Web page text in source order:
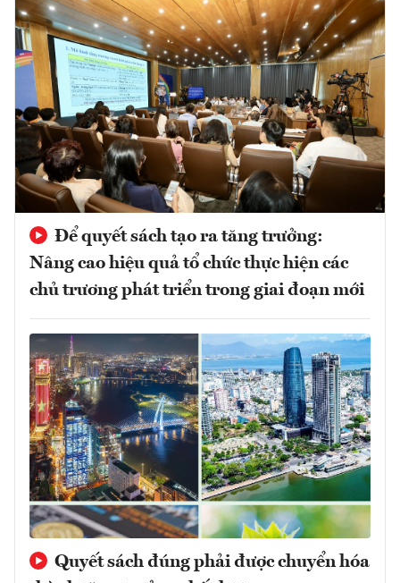
Để quyết sách tạo ra tăng trưởng:
Nâng cao hiệu quả tổ chức thực hiện các
chủ trương phát triển trong giai đoạn mới
Quyết sách đúng phải được chuyển hóa